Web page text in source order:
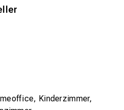
Kinderzimmer,